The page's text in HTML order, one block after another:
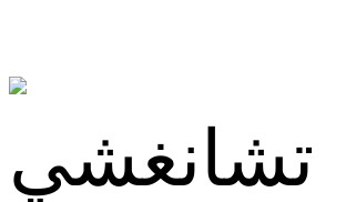
تشانغشي